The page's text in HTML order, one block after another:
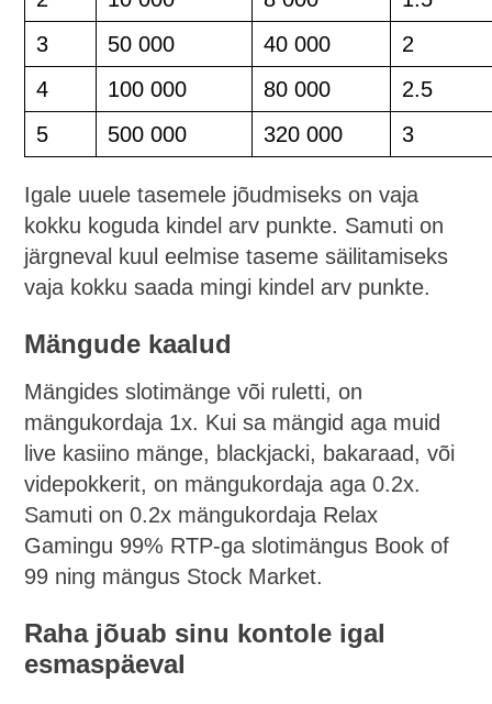
3
50 000 40 000
2
4
100 000 80 000
2.5
5
500 000 320 000 3
Igale uuele tasemele jõudmiseks on vaja
kokku koguda kindel arv punkte. Samuti on
järgneval kuul eelmise taseme säilitamiseks
vaja kokku saada mingi kindel arv punkte.
Mängude kaalud
Mängides slotimänge või ruletti, on
mängukordaja 1x. Kui sa mängid aga muid
live kasiino mänge, blackjacki, bakaraad, või
videpokkerit, on mängukordaja aga 0.2x.
Samuti on 0.2x mängukordaja Relax
Gamingu 99% RTP-ga slotimängus Book of
99 ning mängus Stock Market.
Raha jõuab sinu kontole igal
esmaspäeval